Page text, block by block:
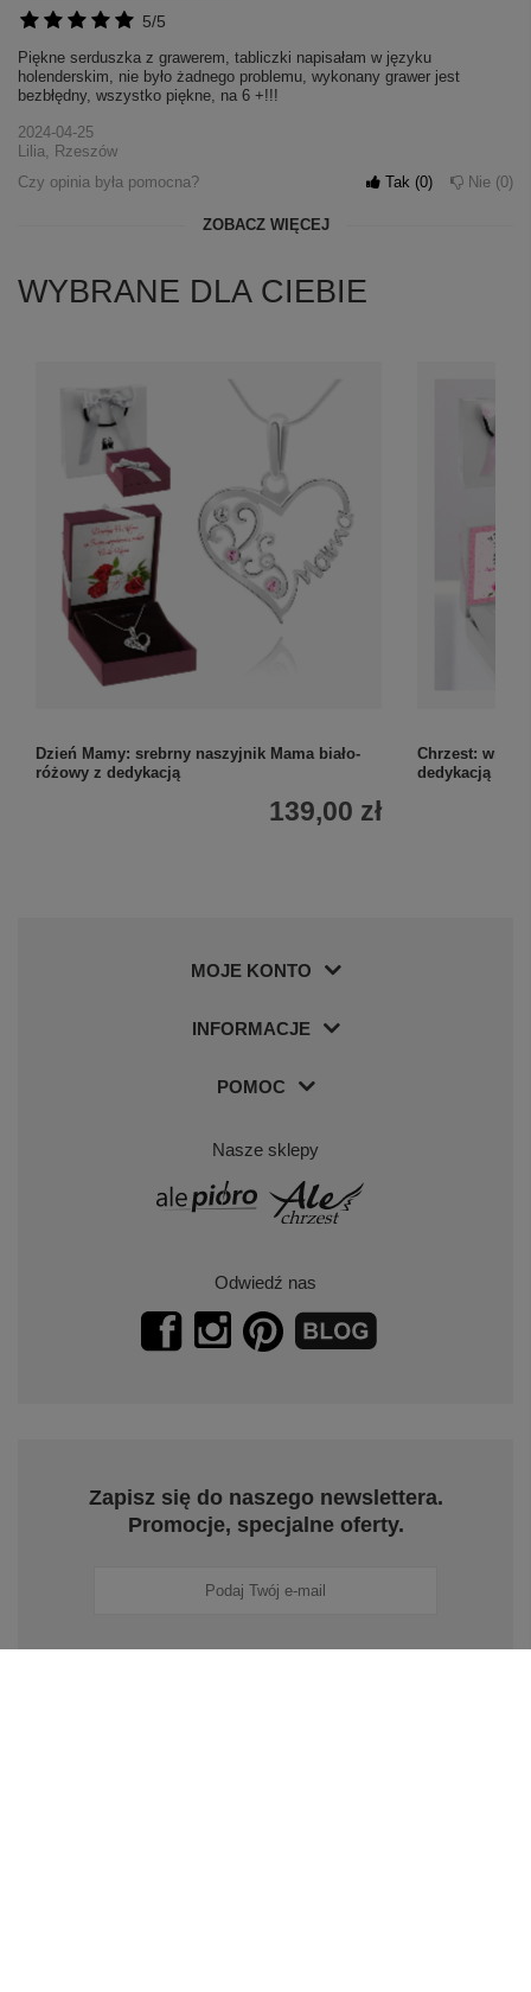
5/5
Piękne serduszka z grawerem, tabliczki napisałam w języku
holenderskim, nie było żadnego problemu, wykonany grawer jest
bezbłędny, wszystko piękne, na 6 +!!!
2024-04-25
Lilia, Rzeszów
Czy opinia była pomocna?
Tak 0 Nie 0
ZOBACZ WIĘCEJ
WYBRANE DLA CIEBIE
Dzień Mamy: srebrny naszyjnik Mama biało-
różowy z dedykacją
139,00 zł
Chrzest:
dedykacją i
MOJE KONTO
INFORMACJE
POMOC
Nasze sklepy
Odwiedź nas
Zapisz się do naszego newslettera.
Promocje, specjalne oferty.